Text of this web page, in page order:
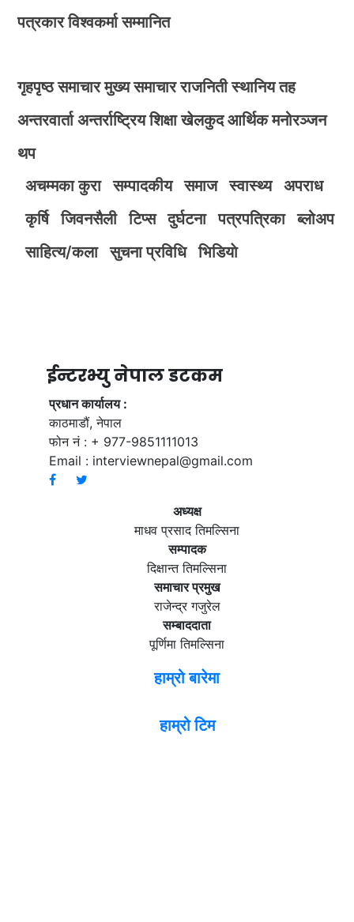
पत्रकार विश्वकर्मा सम्मानित
गृहपृष्ठ समाचार मुख्य समाचार राजनिती स्थानिय तह
अन्तरवार्ता अन्तर्राष्ट्रिय शिक्षा खेलकुद आर्थिक मनोरञ्जन
थप
अचम्मका कुरा
सम्पादकीय समाज स्वास्थ्य
अपराध
कृर्षि
जिवनसैली टिप्स दुर्घटना पत्रपत्रिका
ब्लोअप
साहित्य/कला
सुचना प्रविधि भिडियाे
ईन्टरभ्यु नेपाल डटकम
प्रधान कार्यालय :
काठमाडौं, नेपाल
फोन नं : + 977-9851111013
Email : interviewnepal@gmail.com
अध्यक्ष
माधव प्रसाद तिमल्सिना
सम्पादक
दिक्षान्त तिमल्सिना
समाचार प्रमुख
राजेन्द्र गजुरेल
सम्बाददाता
पूर्णिमा तिमल्सिना
हाम्रो बारेमा
हाम्रो टिम